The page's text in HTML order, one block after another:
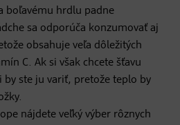
boľavému hrdlu padne
sa odporúča konzumovať aj
obsahuje veľa dôležitých
C. Ak si však chcete šťavu
ste ju variť, pretože teplo by
nájdete veľký výber rôznych